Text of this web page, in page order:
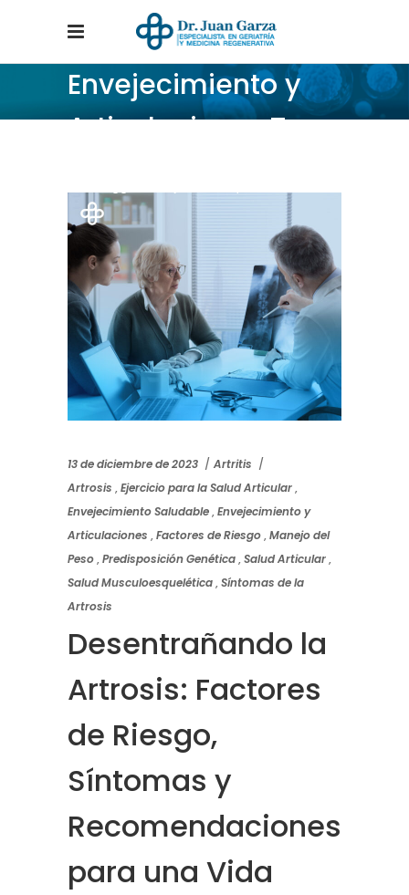
Envejecimiento y
Articulaciones Tag
13 de diciembre de 2023
Artritis
Artrosis ,Ejercicio para la Salud Articular,
Envejecimiento Saludable,Envejecimiento y
Articulaciones ,Factores de Riesgo,Manejo del
Peso,Predisposición Genética,Salud Articular,
Salud Musculoesquelética,Síntomas de la
Artrosis
Desentrañando la
Artrosis: Factores
de Riesgo,
Síntomas y
Recomendaciones
para una Vida